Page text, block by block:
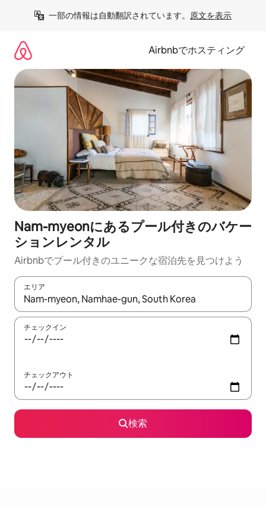
一部の情報は自動翻訳されています。 原文を表示
Airbnbでホスティング
Nam-myeonにあるプール付きのバケー
ションレンタル
Airbnbでプール付きのユニークな宿泊先を見つけよう
エリア
検索結果が表示されたら、上下の矢印キーを使って移動するか
チェックイン
チェックアウト
検索